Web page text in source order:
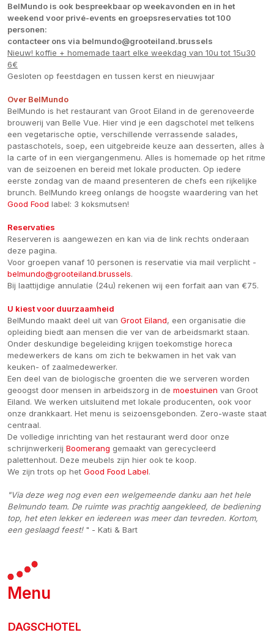
BelMundo is ook bespreekbaar op weekavonden en in het
weekend voor privé-events en groepsreservaties tot 100
personen:
contacteer ons via belmundo@grooteiland.brussels
Nieuw! koffie + homemade taart elke weekdag van 10u tot 15u30
6€
Gesloten op feestdagen en tussen kerst en nieuwjaar
Over BelMundo
BelMundo is het restaurant van Groot Eiland in de gerenoveerde
brouwerij van Belle Vue. Hier vind je een dagschotel met telkens
een vegetarische optie, verschillende verrassende salades,
pastaschotels, soep, een uitgebreide keuze aan desserten, alles à
la carte of in een viergangenmenu. Alles is homemade op het ritme
van de seizoenen en bereid met lokale producten. Op iedere
eerste zondag van de maand presenteren de chefs een rijkelijke
brunch. BelMundo kreeg onlangs de hoogste waardering van het
Good Food label: 3 koksmutsen!
Reservaties
Reserveren is aangewezen en kan via de link rechts onderaan
deze pagina.
Voor groepen vanaf 10 personen is reservatie via mail verplicht -
belmundo@grooteiland.brussels.
Bij laattijdige annulatie (24u) rekenen wij een forfait aan van €75.
U kiest voor duurzaamheid
BelMundo maakt deel uit van Groot Eiland, een organisatie die
opleiding biedt aan mensen die ver van de arbeidsmarkt staan.
Onder deskundige begeleiding krijgen toekomstige horeca
medewerkers de kans om zich te bekwamen in het vak van
keuken- of zaalmedewerker.
Een deel van de biologische groenten die we serveren worden
geoogst door mensen in arbeidszorg in de moestuinen van Groot
Eiland. We werken uitsluitend met lokale producenten, ook voor
onze drankkaart. Het menu is seizoensgebonden. Zero-waste staat
centraal.
De volledige inrichting van het restaurant werd door onze
schrijnwerkerij Boomerang gemaakt van gerecycleerd
palettenhout. Deze meubels zijn hier ook te koop.
We zijn trots op het Good Food Label.
"Via deze weg nog even een welgemeende danku aan het hele
Belmundo team. De ruimte was prachtig aangekleed, de bediening
top, het eten lekker en iedereen was meer dan tevreden. Kortom,
een geslaagd feest!" - Kati & Bart
Menu
DAGSCHOTEL